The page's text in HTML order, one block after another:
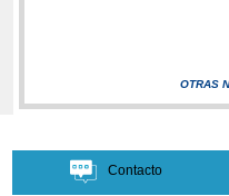
OTRAS
Contacto